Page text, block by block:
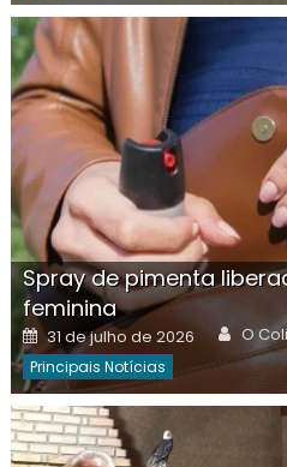
Spray de pimenta
feminina
Posted
on
31 de julho de 2026 O
Principais Notícias